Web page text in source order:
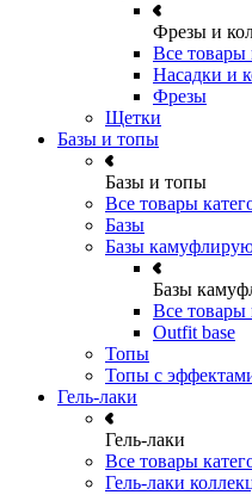
Фрезы и
Все товары
Насадки и
Фрезы
Щетки
Базы и топы
Базы и топы
Все товары
Базы
Базы
Базы
Все товары
Outfit base
Топы
Топы с
Гель-лаки
Гель-лаки
Все товары
Гель-лаки